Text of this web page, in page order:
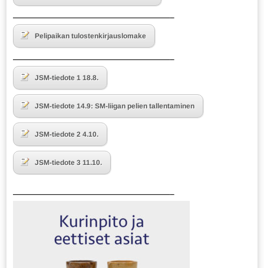
———————————————————–
Pelipaikan tulostenkirjauslomake
———————————————————–
JSM-tiedote 1 18.8.
JSM-tiedote 14.9: SM-liigan pelien tallentaminen
JSM-tiedote 2 4.10.
JSM-tiedote 3 11.10.
———————————————————–